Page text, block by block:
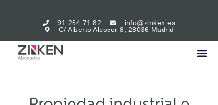
91 264 71 82
info@zinken.es
C/ Alberto Alcocer 8, 28036 Madrid